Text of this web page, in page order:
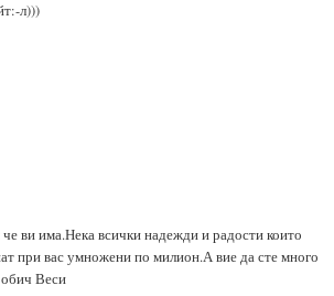
л)))
ви има.Нека всички надежди и радости които
при вас умножени по милион.А вие да сте много
обич Веси